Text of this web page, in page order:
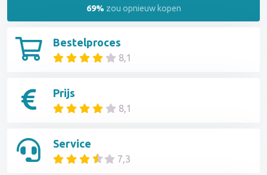
Bestelproces
8,1
Prijs
8,1
Service
7,3
69% zou opnieuw kopen